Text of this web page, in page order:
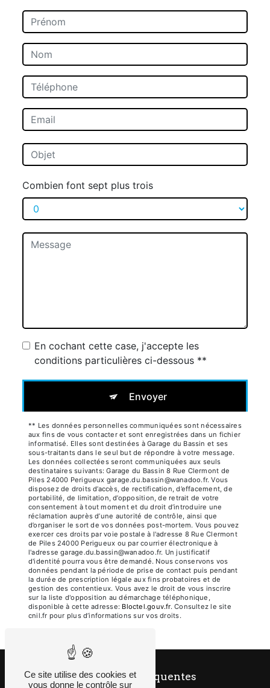
Combien font sept plus trois
En cochant cette case, j'accepte les
conditions particulières ci-dessous **
Envoyer
** Les données personnelles communiquées sont nécessaires
aux fins de vous contacter et sont enregistrées dans un fichier
informatisé. Elles sont destinées à Garage du Bassin et ses
sous-traitants dans le seul but de répondre à votre message.
Les données collectées seront communiquées aux seuls
destinataires suivants: Garage du Bassin 8 Rue Clermont de
Piles 24000 Perigueux garage.du.bassin@wanadoo.fr. Vous
disposez de droits d’accès, de rectification, d’effacement, de
portabilité, de limitation, d’opposition, de retrait de votre
consentement à tout moment et du droit d’introduire une
réclamation auprès d’une autorité de contrôle, ainsi que
d’organiser le sort de vos données post-mortem. Vous pouvez
exercer ces droits par voie postale à l'adresse 8 Rue Clermont
de Piles 24000 Perigueux ou par courrier électronique à
l'adresse garage.du.bassin@wanadoo.fr. Un justificatif
d'identité pourra vous être demandé. Nous conservons vos
données pendant la période de prise de contact puis pendant
la durée de prescription légale aux fins probatoires et de
gestion des contentieux. Vous avez le droit de vous inscrire
sur la liste d'opposition au démarchage téléphonique,
disponible à cette adresse:
Bloctel.gouv.fr. Consultez le site
cnil.fr pour plus d’informations sur vos droits.
Recherches fréquentes
Ce site utilise des cookies et
vous donne le contrôle sur